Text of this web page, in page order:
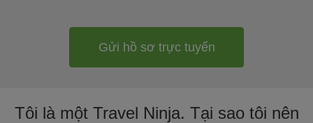
Gửi hồ sơ trực tuyến
Tôi là một Travel Ninja. Tại sao tôi nên